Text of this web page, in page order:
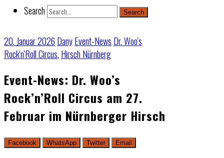
Search Search
20. Januar 2026 DanyEvent-News Dr. Woo's
Rock'n'Roll Circus, Hirsch Nürnberg
Event-News: Dr. Woo’s
Rock’n’Roll Circus am 27.
Februar im Nürnberger Hirsch
Facebook WhatsApp Twitter Email